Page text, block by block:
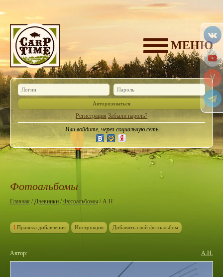
МЕНЮ
Авторизоваться
Регистрация Забыли пароль?
Или войдите, через социальную сеть
Фотоальбомы
Главная /Дневники/Фотоальбомы / А.Н.
! Правила добавления Инструкция Добавить свой фотоальбом
Автор: А.Н.